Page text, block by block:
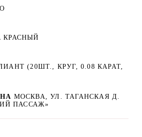
КРАСНЫЙ
(20ШТ., КРУГ, 0.08 КАРАТ,
МОСКВА, УЛ. ТАГАНСКАЯ Д.
ПАССАЖ»